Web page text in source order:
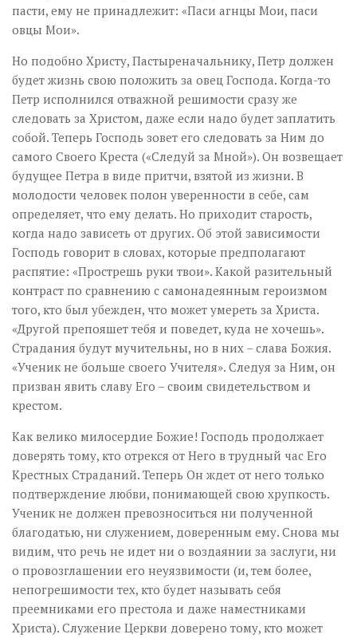
пасти, ему не принадлежит: «Паси агнцы Мои, паси
овцы Мои».
Но подобно Христу, Пастыреначальнику, Петр должен
будет жизнь свою положить за овец Господа. Когда-то
Петр исполнился отважной решимости сразу же
следовать за Христом, даже если надо будет заплатить
собой. Теперь Господь зовет его следовать за Ним до
самого Своего Креста («Следуй за Мной»). Он возвещает
будущее Петра в виде притчи, взятой из жизни. В
молодости человек полон уверенности в себе, сам
определяет, что ему делать. Но приходит старость,
когда надо зависеть от других. Об этой зависимости
Господь говорит в словах, которые предполагают
распятие: «Прострешь руки твои». Какой разительный
контраст по сравнению с самонадеянным героизмом
того, кто был убежден, что может умереть за Христа.
«Другой препояшет тебя и поведет, куда не хочешь».
Страдания будут мучительны, но в них – слава Божия.
«Ученик не больше своего Учителя». Следуя за Ним, он
призван явить славу Его – своим свидетельством и
крестом.
Как велико милосердие Божие! Господь продолжает
доверять тому, кто отрекся от Него в трудный час Его
Крестных Страданий. Теперь Он ждет от него только
подтверждение любви, понимающей свою хрупкость.
Ученик не должен превозноситься ни полученной
благодатью, ни служением, доверенным ему. Снова мы
видим, что речь не идет ни о воздаянии за заслуги, ни
о провозглашении его неуязвимости (и, тем более,
непогрешимости тех, кто будет называть себя
преемниками его престола и даже наместниками
Христа). Служение Церкви доверено тому, кто может